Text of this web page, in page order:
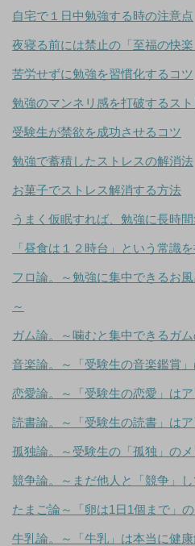
自宅で１日中勉強する時の注意点
夜寝る前には禁止の「至福の快楽
苦労せずに勉強を習慣化するコツ
勉強のマンネリ感を打破するス
受験生が禁欲を成功させるコツ
勉強で蓄積したストレスの解消法
お菓子でストレス解消する方法
うまく仮眠すれば、勉強に長時
「昼食は１２時台」という常識を
フロ論。～勉強に集中できるお
～
ガム論。～噛むと集中できるガム
音楽論。～「受験生の音楽鑑賞
恋愛論。～「受験生の恋愛」はア
読書論。～「受験生の読書」は
孤独論。～受験生の「孤独」のメ
競争論。～まだ他人と「競争」
たまご論～「卵は1日1個まで」
牛乳論。～「牛乳」は本当に健